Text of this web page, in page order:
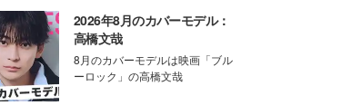
2026年8月のカバーモデル：
高橋文哉
8月のカバーモデルは映画「ブル
ーロック」の高橋文哉